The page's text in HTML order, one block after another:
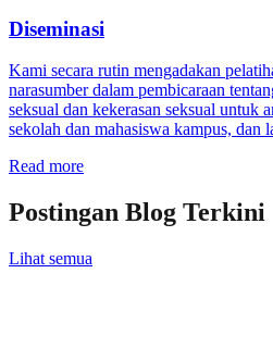
Diseminasi
Kami secara rutin mengadakan
narasumber dalam pembicaraan
seksual dan kekerasan seksual untuk
sekolah dan mahasiswa kampus,
Read more
Postingan Blog Terkini
Lihat semua